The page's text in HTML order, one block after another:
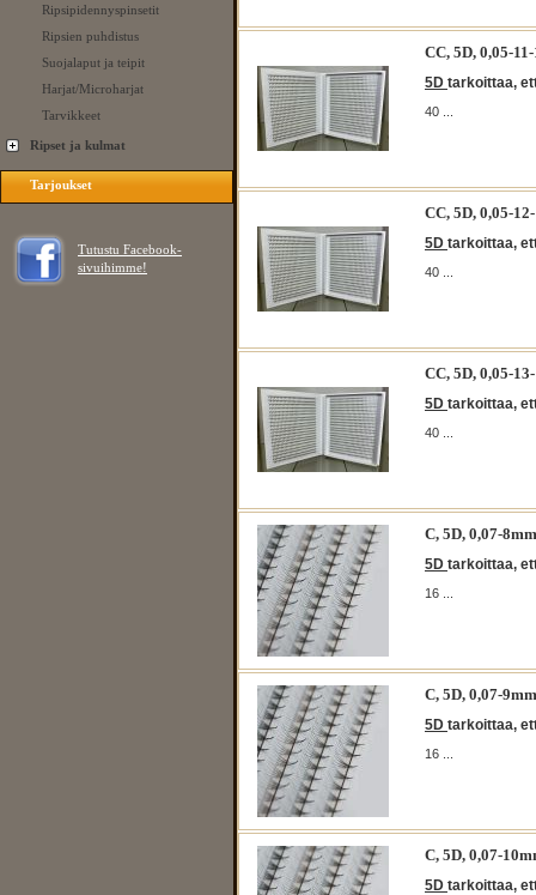
Ripsipidennyspinsetit
Ripsien puhdistus
Suojalaput ja teipit
Harjat/Microharjat
Tarvikkeet
Ripset ja kulmat
Tarjoukset
Tutustu Facebook-
sivuihimme!
CC, 5D, 0,05-
5D tarkoittaa,
40 ...
CC, 5D, 0,05-
5D tarkoittaa,
40 ...
CC, 5D, 0,05-
5D tarkoittaa,
40 ...
C, 5D, 0,07-
5D tarkoittaa,
16 ...
C, 5D, 0,07-
5D tarkoittaa,
16 ...
C, 5D, 0,07-
5D tarkoittaa,